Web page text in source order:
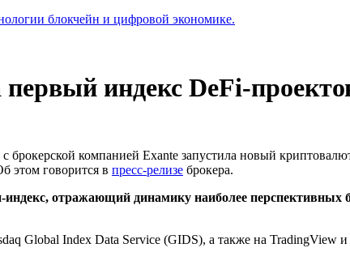
блокчейн и цифровой экономике.
первый индекс DeFi-
брокерской компанией Exante запустила новый
этом говорится в пресс-релизе брокера.
отражающий динамику наиболее перспективных
Global Index Data Service (GIDS), а также на